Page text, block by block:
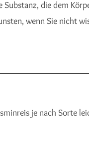
die dem
wenn Sie nicht
je nach Sorte